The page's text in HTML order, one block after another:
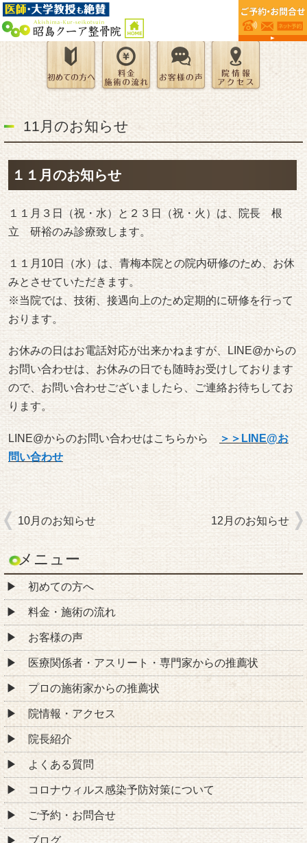
11月のお知らせ
１１月のお知らせ
１１月３日（祝・水）と２３日（祝・火）は、院長 根
立 研裕のみ診療致します。
１１月10日（水）は、青梅本院との院内研修のため、お休
みとさせていただきます。
※当院では、技術、接遇向上のため定期的に研修を行って
おります。
お休みの日はお電話対応が出来かねますが、LINE@からの
お問い合わせは、お休みの日でも随時お受けしております
ので、お問い合わせございましたら、ご連絡お待ちしてお
ります。
LINE@からのお問い合わせはこちらから ＞＞LINE@お
問い合わせ
10月のお知らせ 12月のお知らせ
メニュー
初めての方へ
料金・施術の流れ
お客様の声
医療関係者・アスリート・専門家からの推薦状
プロの施術家からの推薦状
院情報・アクセス
院長紹介
よくある質問
コロナウィルス感染予防対策について
ご予約・お問合せ
ブログ